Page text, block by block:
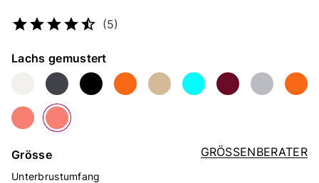
(5)
Farbe
Lachs gemustert
GRÖSSENBERATER
Grösse
Unterbrustumfang